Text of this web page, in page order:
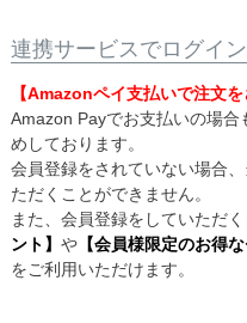
連携サービスでログイ
【Amazonペイ支払いで注文
Amazon Payでお支払いの場
めしております。
会員登録をされていない場合
ただくことができません。
また、会員登録をしていただく
ント】 や【会員様限定のお得な
をご利用いただけます。